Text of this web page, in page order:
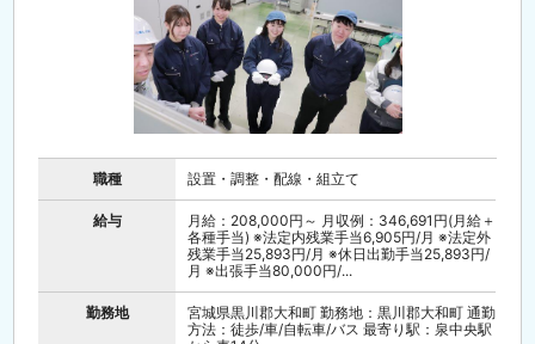
職種 設置・調整・配線・組立て
給与
月給：208,000円～ 月収例：346,691円(月給＋
各種手当) ※法定内残業手当6,905円/月 ※法定外
残業手当25,893円/月 ※休日出勤手当25,893円/
月 ※出張手当80,000円/...
勤務地
宮城県黒川郡大和町 勤務地：黒川郡大和町 通勤
方法：徒歩/車/自転車/バス 最寄り駅：泉中央駅